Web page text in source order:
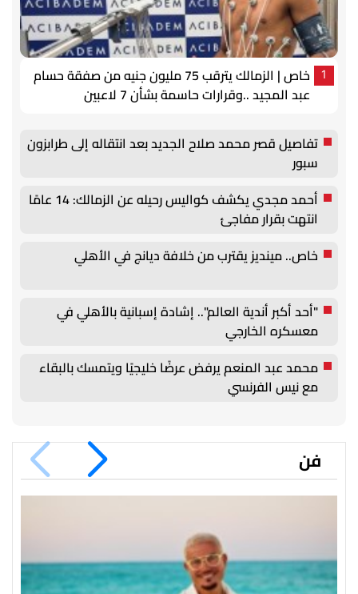
1
خاص | الزمالك يترقب 75 مليون جنيه من صفقة حسام
عبد المجيد ..وقرارات حاسمة بشأن 7 لاعبين
تفاصيل قصر محمد صلاح الجديد بعد انتقاله إلى طرابزون
سبور
أحمد مجدي يكشف كواليس رحيله عن الزمالك: 14 عامًا
انتهت بقرار مفاجئ
خاص.. مينديز يقترب من خلافة ديانج في الأهلي
"أحد أكبر أندية العالم".. إشادة إسبانية بالأهلي في
معسكره الخارجي
محمد عبد المنعم يرفض عرضًا خليجيًا ويتمسك بالبقاء
مع نيس الفرنسي
فن